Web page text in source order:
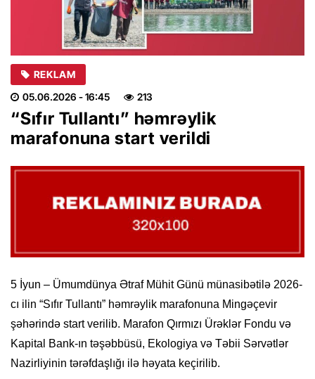
REKLAM
05.06.2026 - 16:45 213
“Sıfır Tullantı” həmrəylik
marafonuna start verildi
5 İyun – Ümumdünya Ətraf Mühit Günü münasibətilə 2026-
cı ilin “Sıfır Tullantı” həmrəylik marafonuna Mingəçevir
şəhərində start verilib. Marafon Qırmızı Ürəklər Fondu və
Kapital Bank-ın təşəbbüsü, Ekologiya və Təbii Sərvətlər
Nazirliyinin tərəfdaşlığı ilə həyata keçirilib.